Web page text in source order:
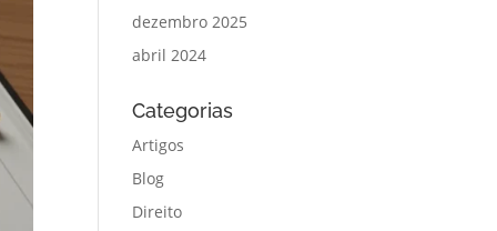
dezembro 2025
abril 2024
Categorias
Artigos
Blog
Direito